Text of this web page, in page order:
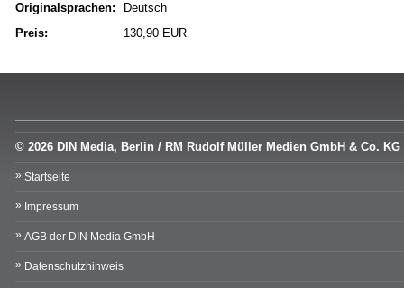
Originalsprachen:
Deutsch
Preis:
130,90 EUR
© 2026 DIN Media, Berlin / RM Rudolf Müller Medien GmbH & Co. KG
Startseite
Impressum
AGB der DIN Media GmbH
Datenschutzhinweis